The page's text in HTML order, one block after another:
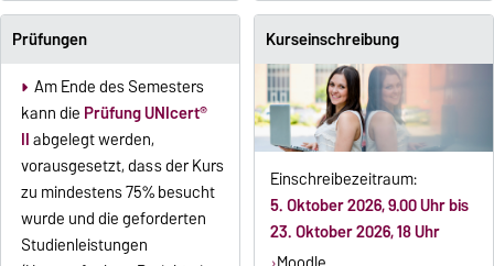
Prüfungen
Am Ende des Semesters
kann die Prüfung UNIcert®
IIabgelegt werden,
vorausgesetzt, dass der Kurs
zu mindestens 75% besucht
wurde und die geforderten
Studienleistungen
Kurseinschreibung
Einschreibezeitraum:
5. Oktober 2026, 9.00 Uhr bis
23. Oktober 2026, 18 Uhr